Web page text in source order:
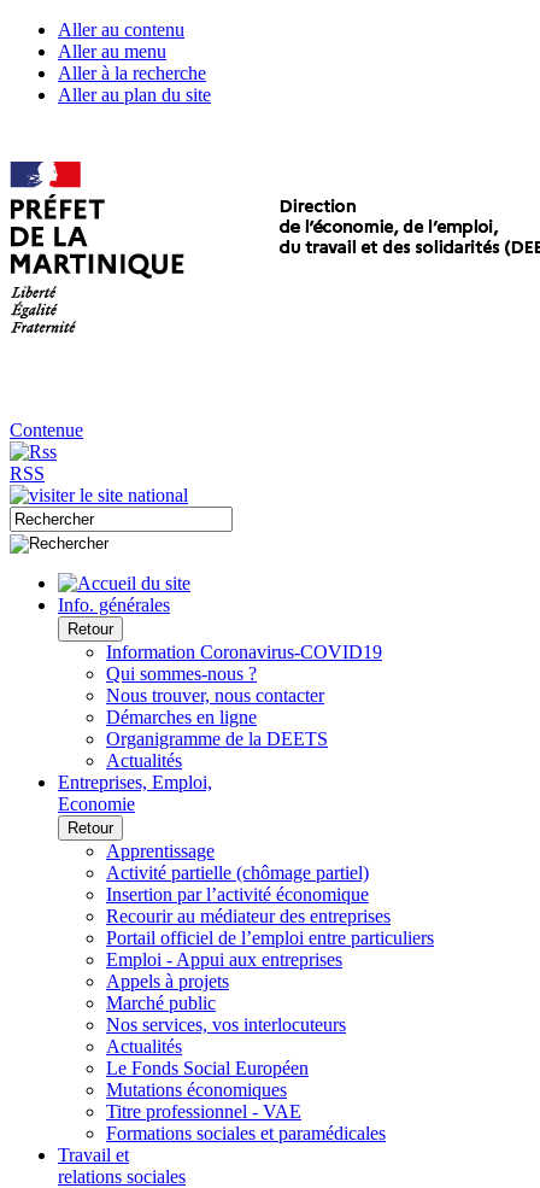
Aller au contenu
Aller au menu
Aller à la recherche
Aller au plan du site
Contenue
RSS
Info. générales
Retour
Information Coronavirus-COVID19
Qui sommes-nous ?
Nous trouver, nous contacter
Démarches en ligne
Organigramme de la DEETS
Actualités
Entreprises, Emploi,
Economie
Retour
Apprentissage
Activité partielle (chômage partiel)
Insertion par l’activité économique
Recourir au médiateur des entreprises
Portail officiel de l’emploi entre particuliers
Emploi - Appui aux entreprises
Appels à projets
Marché public
Nos services, vos interlocuteurs
Actualités
Le Fonds Social Européen
Mutations économiques
Titre professionnel - VAE
Formations sociales et paramédicales
Travail et
relations sociales